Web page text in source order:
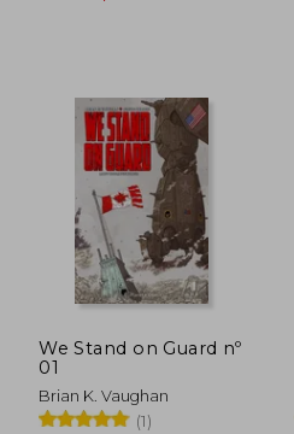
40%
dcto. S/ 38,22
We Stand on Guard nº
01
Brian K. Vaughan
(1)